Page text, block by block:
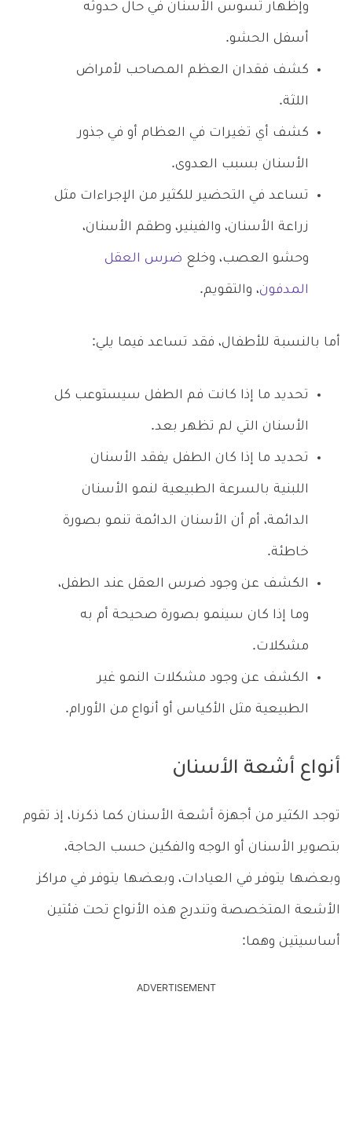
وإظهار تسوس الأسنان في حال حدوثه
أسفل الحشو.
كشف فقدان العظم المصاحب لأمراض
اللثة.
كشف أي تغيرات في العظام أو في جذور
الأسنان بسبب العدوى.
تساعد في التحضير للكثير من الإجراءات مثل
زراعة الأسنان، والفينير، وطقم الأسنان،
وحشو العصب، وخلع ضرس العقل
المدفون، والتقويم.
أما بالنسبة للأطفال، فقد تساعد فيما يلي:
تحديد ما إذا كانت فم الطفل سيستوعب كل
الأسنان التي لم تظهر بعد.
تحديد ما إذا كان الطفل يفقد الأسنان
اللبنية بالسرعة الطبيعية لنمو الأسنان
الدائمة، أم أن الأسنان الدائمة تنمو بصورة
خاطئة.
الكشف عن وجود ضرس العقل عند الطفل،
وما إذا كان سينمو بصورة صحيحة أم به
مشكلات.
الكشف عن وجود مشكلات النمو غير
الطبيعية مثل الأكياس أو أنواع من الأورام.
أنواع أشعة الأسنان
توجد الكثير من أجهزة أشعة الأسنان كما ذكرنا، إذ تقوم
بتصوير الأسنان أو الوجه والفكين حسب الحاجة،
وبعضها يتوفر في العيادات، وبعضها يتوفر في مراكز
الأشعة المتخصصة وتندرج هذه الأنواع تحت فئتين
أساسيتين وهما:
ADVERTISEMENT